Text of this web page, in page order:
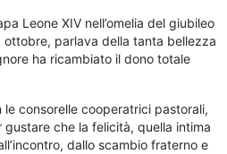
Leone XIV nell’omelia del giubileo
parlava della tanta bellezza
ha ricambiato il dono totale
le consorelle cooperatrici pastorali,
che la felicità, quella intima
dallo scambio fraterno e